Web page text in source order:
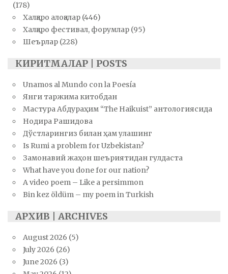
(178)
Халқаро алоқалар (446)
Халқаро фестивал, форумлар (95)
Шеърлар (228)
КИРИТМАЛАР | POSTS
Unamos al Mundo con la Poesía
Янги таржима китобдан
Мастура Абдураҳим “The Haikuist” антологиясида
Нодира Рашидова
Дўстларингиз билан ҳам улашинг
Is Rumi a problem for Uzbekistan?
Замонавий жаҳон шеъриятидан гулдаста
What have you done for our nation?
A video poem – Like a persimmon
Bin kez öldüm – my poem in Turkish
АРХИВ | ARCHIVES
August 2026 (5)
July 2026 (26)
June 2026 (3)